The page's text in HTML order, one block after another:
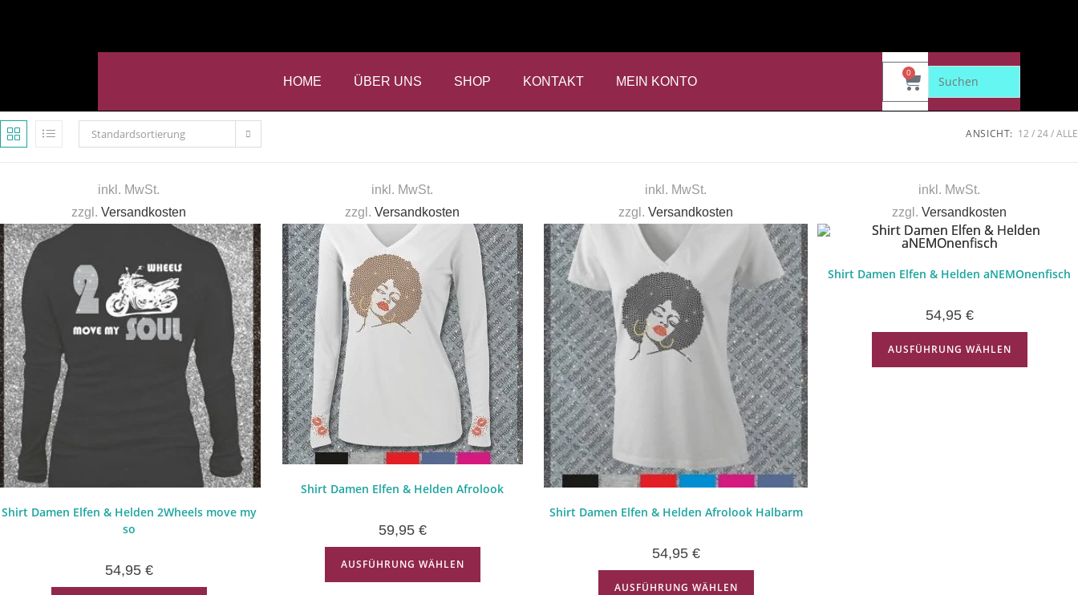
HOME ÜBER UNS SHOP KONTAKT MEIN KONTO
0
Standardsortierung ANSICHT: 12 24 ALLE
inkl. MwSt.
zzgl. Versandkosten
Shirt Damen Elfen & Helden 2Wheels move my
so
54,95 €
inkl. MwSt.
zzgl. Versandkosten
Shirt Damen Elfen & Helden Afrolook
59,95 €
AUSFÜHRUNG WÄHLEN
inkl. MwSt.
zzgl. Versandkosten
Shirt Damen Elfen & Helden Afrolook Halbarm
54,95 €
AUSFÜHRUNG WÄHLEN
inkl. MwSt.
zzgl. Versandkosten
Shirt Damen Elfen & Helden aNEMOnenfisch
54,95 €
AUSFÜHRUNG WÄHLEN